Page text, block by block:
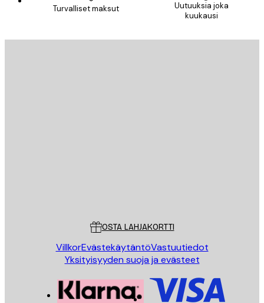
Turvalliset maksut
Uutuuksia joka
kuukausi
OSTA LAHJAKORTTI
VillkorEvästekäytäntöVastuutiedot
Yksityisyyden suoja ja evästeet